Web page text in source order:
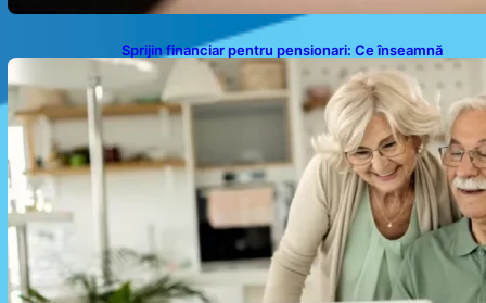
Sprijin financiar pentru pensionari: Ce înseamnă
ajutoarele de până la 500 de lei în 2026